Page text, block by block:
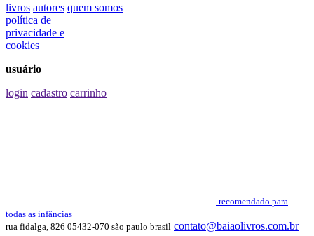
livros autores quem somos
política de
privacidade e
cookies
usuário
login cadastro carrinho
recomendado para
todas as infâncias
rua fidalga, 826 05432-070 são paulo brasil contato@baiaolivros.com.br